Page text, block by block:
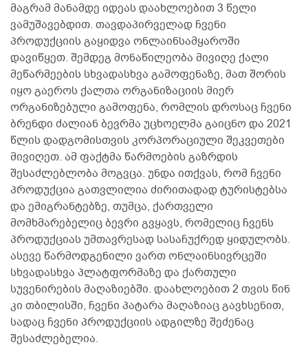
მაგრამ მანამდე იდეას დაახლოებით 3 წელი
ვამუშავებდით. თავდაპირველად ჩვენი
პროდუქციის გაყიდვა ონლაინსამყაროში
დავიწყეთ. შემდეგ მონაწილეობა მივიღე ქალი
მეწარმეების სხვადასხვა გამოფენაზე, მათ შორის
იყო გაეროს ქალთა ორგანიზაციის მიერ
ორგანიზებული გამოფენა, რომლის დროსაც ჩვენი
ბრენდი ძალიან ბევრმა უცხოელმა გაიცნო და 2021
წლის დადგომისთვის კორპორაციული შეკვეთები
მივიღეთ. ამ ფაქტმა წარმოების გაზრდის
შესაძლებლობა მოგვცა. უნდა ითქვას, რომ ჩვენი
პროდუქცია გათვლილია ძირითადად ტურისტებსა
და ემიგრანტებზე, თუმცა, ქართველი
მომხმარებელიც ბევრი გვყავს, რომელიც ჩვენს
პროდუქციას უმთავრესად სასაჩუქრედ ყიდულობს.
ასევე წარმოდგენილი ვართ ონლაინსივრცეში
სხვადასხვა პლატფორმაზე და ქართული
სუვენირების მაღაზიებში. დაახლოებით 2 თვის წინ
კი თბილისში, ჩვენი პატარა მაღაზიაც გავხსენით,
სადაც ჩვენი პროდუქციის ადგილზე შეძენაც
შესაძლებელია.